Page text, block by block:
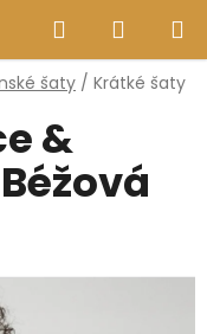
Hledat
KOŠÍK
šaty / Krátké šaty
&